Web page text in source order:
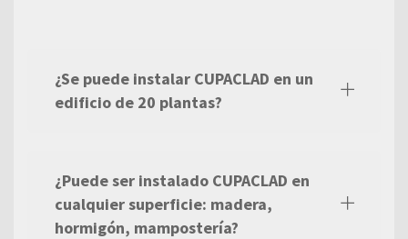
¿Se puede instalar CUPACLAD en un
edificio de 20 plantas?
¿Puede ser instalado CUPACLAD en
cualquier superficie: madera,
hormigón, mampostería?